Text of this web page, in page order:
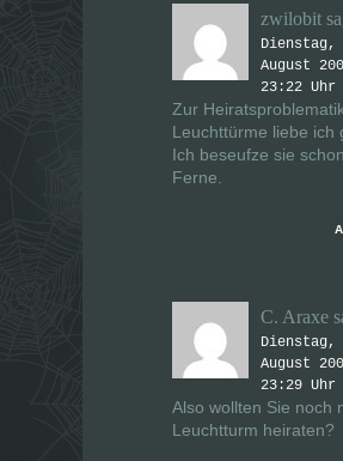
zwilobit
Dienstag,
August
23:22 Uhr
Zur
Leuchttürme liebe ich
Ich beseufze sie
Ferne.
C. Araxe
Dienstag,
August
23:29 Uhr
Also wollten Sie noch
Leuchtturm heiraten?